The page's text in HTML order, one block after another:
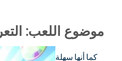
موضوع اللعب:
كما أنها سهلة